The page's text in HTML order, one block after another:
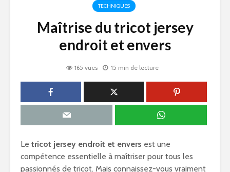
TECHNIQUES
Maîtrise du tricot jersey
endroit et envers
165 vues 15 min de lecture
Le tricot jersey endroit et envers est une
compétence essentielle à maîtriser pour tous les
passionnés de tricot. Mais connaissez-vous vraiment